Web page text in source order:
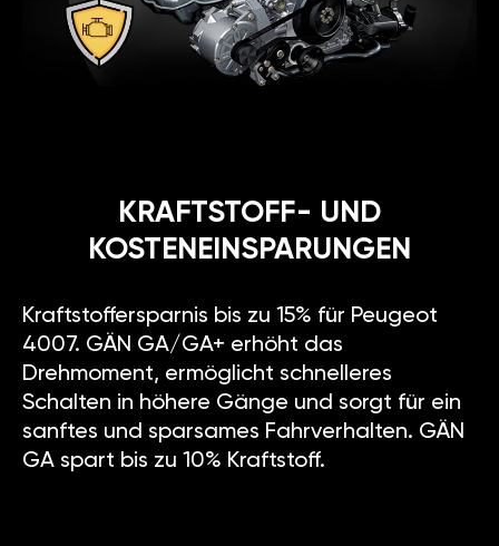
KRAFTSTOFF- UND
KOSTENEINSPARUNGEN
Kraftstoffersparnis bis zu 15% für Peugeot
4007. GÄN GA/GA+ erhöht das
Drehmoment, ermöglicht schnelleres
Schalten in höhere Gänge und sorgt für ein
sanftes und sparsames Fahrverhalten. GÄN
GA spart bis zu 10% Kraftstoff.